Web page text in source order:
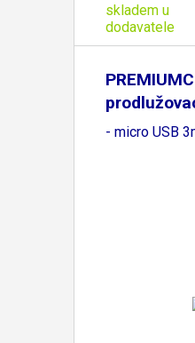
skladem u
dodavatele
- micro USB